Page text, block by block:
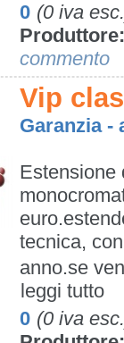
0 (0 iva
Produttore:
commento
Vip
Garanzia -
Estensione
tecnica,
anno.se
leggi tutto
0 (0 iva